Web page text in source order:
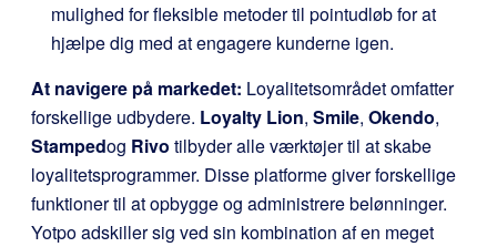
mulighed for fleksible metoder til pointudløb for at
hjælpe dig med at engagere kunderne igen.
At navigere på markedet: Loyalitetsområdet omfatter
forskellige udbydere. Loyalty Lion, Smile, Okendo,
Stampedog Rivo tilbyder alle værktøjer til at skabe
loyalitetsprogrammer. Disse platforme giver forskellige
funktioner til at opbygge og administrere belønninger.
Yotpo adskiller sig ved sin kombination af en meget